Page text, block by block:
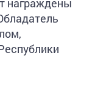
награждены